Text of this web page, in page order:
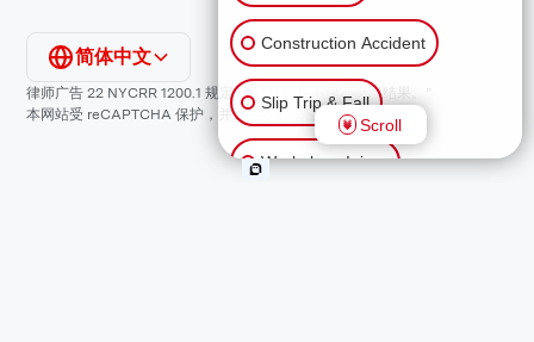
律师广告 22 NYCRR 1200.1 规定：“过往结果不保证类似结果。”
本网站受 reCAPTCHA 保护，并适用谷歌
隐私政策和 。
简体中文
Construction Accident
Slip Trip & Fall
Workplace Injury
Scroll